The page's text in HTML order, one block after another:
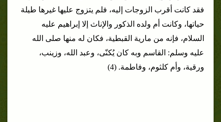
فقد كانت أقرب الزوجات إليه، فلم يتزوج عليها غيرها طيلة
حياتها، وكانت أم ولده الذكور والإناث إلا إبراهيم عليه
السلام، فإنه من مارية القبطية، فكان له منها صلى الله
عليه وسلم: القاسم وبه كان يُكنّى، وعبد الله، وزينب،
ورقية، وأم كلثوم، وفاطمة. (4)